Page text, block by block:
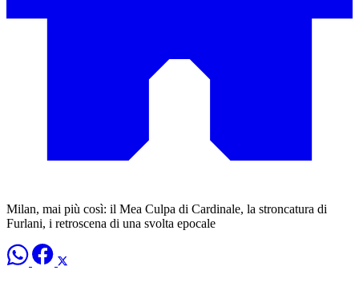
Milan, mai più così: il Mea Culpa di Cardinale, la stroncatura di
Furlani, i retroscena di una svolta epocale